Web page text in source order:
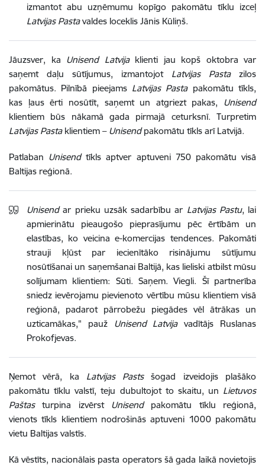
izmantot abu uzņēmumu kopīgo pakomātu tīklu izceļ
Latvijas Pastavaldes loceklis Jānis Kūliņš.
Jāuzsver, ka Unisend Latvijaklienti jau kopš oktobra var
saņemt daļu sūtījumus, izmantojot Latvijas Pastazilos
pakomātus. Pilnībā pieejams Latvijas Pastapakomātu tīkls,
kas ļaus ērti nosūtīt, saņemt un atgriezt pakas, Unisend
klientiem būs nākamā gada pirmajā ceturksnī. Turpretim
Latvijas Pastaklientiem – Unisendpakomātu tīkls arī Latvijā.
Patlaban Unisendtīkls aptver aptuveni 750 pakomātu visā
Baltijas reģionā.
Unisendar prieku uzsāk sadarbību ar Latvijas Pastu, lai
apmierinātu pieaugošo pieprasījumu pēc ērtībām un
elastības, ko veicina e-komercijas tendences. Pakomāti
strauji kļūst par iecienītāko risinājumu sūtījumu
nosūtīšanai un saņemšanai Baltijā, kas lieliski atbilst mūsu
solījumam klientiem: Sūti. Saņem. Viegli. Šī partnerība
sniedz ievērojamu pievienoto vērtību mūsu klientiem visā
reģionā, padarot pārrobežu piegādes vēl ātrākas un
uzticamākas," pauž Unisend Latvijavadītājs Ruslanas
Prokofjevas.
Ņemot vērā, ka Latvijas Pastsšogad izveidojis plašāko
pakomātu tīklu valstī, teju dubultojot to skaitu, un Lietuvos
Paštasturpina izvērst Unisendpakomātu tīklu reģionā,
vienots tīkls klientiem nodrošinās aptuveni 1000 pakomātu
vietu Baltijas valstīs.
Kā vēstīts, nacionālais pasta operators šā gada laikā novietojis